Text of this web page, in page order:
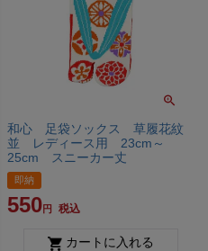
和心 足袋ソックス 草履花紋
並 レディース用 23cm～
25cm スニーカー丈
即納
550 税込
カートに入れる